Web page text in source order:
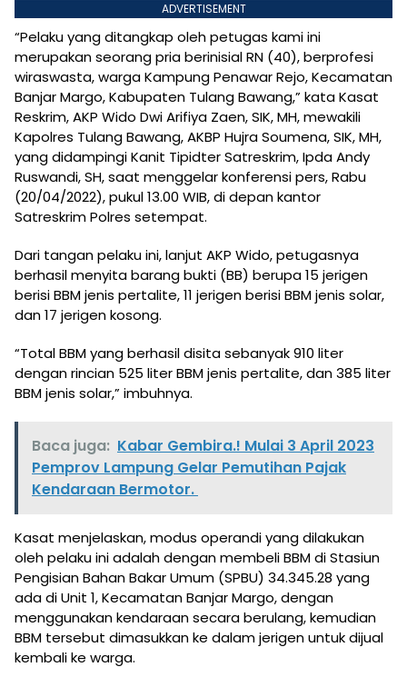
ADVERTISEMENT
“Pelaku yang ditangkap oleh petugas kami ini
merupakan seorang pria berinisial RN (40), berprofesi
wiraswasta, warga Kampung Penawar Rejo, Kecamatan
Banjar Margo, Kabupaten Tulang Bawang,” kata Kasat
Reskrim, AKP Wido Dwi Arifiya Zaen, SIK, MH, mewakili
Kapolres Tulang Bawang, AKBP Hujra Soumena, SIK, MH,
yang didampingi Kanit Tipidter Satreskrim, Ipda Andy
Ruswandi, SH, saat menggelar konferensi pers, Rabu
(20/04/2022), pukul 13.00 WIB, di depan kantor
Satreskrim Polres setempat.
Dari tangan pelaku ini, lanjut AKP Wido, petugasnya
berhasil menyita barang bukti (BB) berupa 15 jerigen
berisi BBM jenis pertalite, 11 jerigen berisi BBM jenis solar,
dan 17 jerigen kosong.
“Total BBM yang berhasil disita sebanyak 910 liter
dengan rincian 525 liter BBM jenis pertalite, dan 385 liter
BBM jenis solar,” imbuhnya.
Baca juga: Kabar Gembira.! Mulai 3 April 2023
Pemprov Lampung Gelar Pemutihan Pajak
Kendaraan Bermotor.
Kasat menjelaskan, modus operandi yang dilakukan
oleh pelaku ini adalah dengan membeli BBM di Stasiun
Pengisian Bahan Bakar Umum (SPBU) 34.345.28 yang
ada di Unit 1, Kecamatan Banjar Margo, dengan
menggunakan kendaraan secara berulang, kemudian
BBM tersebut dimasukkan ke dalam jerigen untuk dijual
kembali ke warga.